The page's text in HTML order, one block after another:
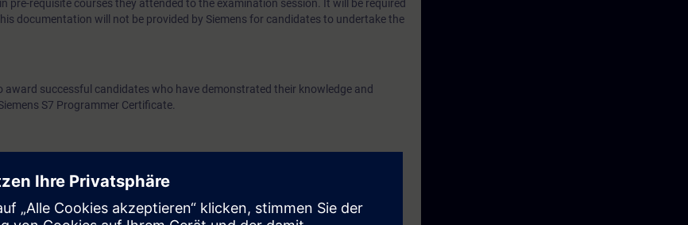
pre-requisite courses they attended to the examination session. It will be required
documentation will not be provided by Siemens for candidates to undertake the
successful candidates who have demonstrated their knowledge and
S7 Programmer Certificate.
a working knowledge of MS Windows enabling the participant to:-
(text, etc.)